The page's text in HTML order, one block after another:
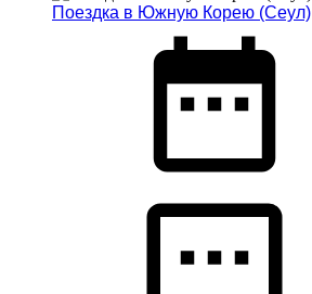
Поездка в Южную Корею (Сеул)